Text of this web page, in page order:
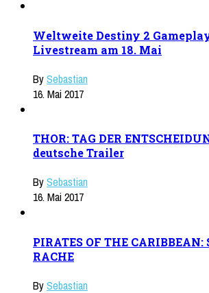
Weltweite Destiny 2
Livestream am 18. Mai
BySebastian
16. Mai 2017
THOR: TAG DER
deutsche Trailer
BySebastian
16. Mai 2017
PIRATES OF THE CARIBBEAN:
RACHE
BySebastian